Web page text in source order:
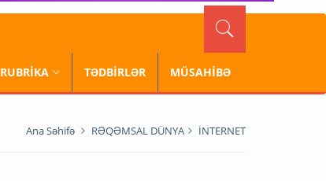
RUBRİKA TƏDBİRLƏR MÜSAHİBƏ
Ana Səhifə RƏQƏMSAL DÜNYA İNTERNET